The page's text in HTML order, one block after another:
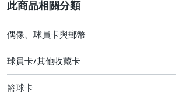
直購 - NBA PRIZM 新秀 RC
08/07 (五) 結標
08/08 (六) 結標
08/09 (日) 結標
偶像、球員卡與郵幣
球員卡/其他收藏卡
籃球卡